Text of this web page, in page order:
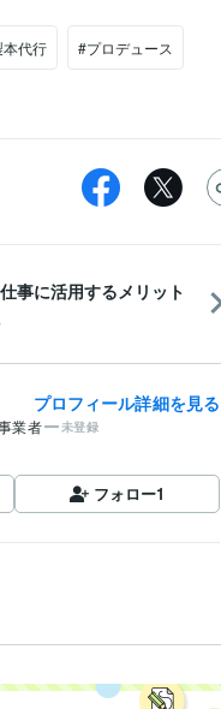
代行 #プロデュース
事に活用するメリット
プロフィール詳細を見る
業者 未登録
フォロー1